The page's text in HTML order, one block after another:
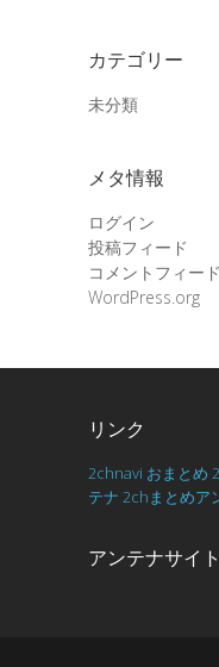
カテゴリー
未分類
メタ情報
ログイン
投稿フィード
コメントフィード
WordPress.org
リンク
2chnavi おまとめ
テナ 2chまとめア
アンテナサイ